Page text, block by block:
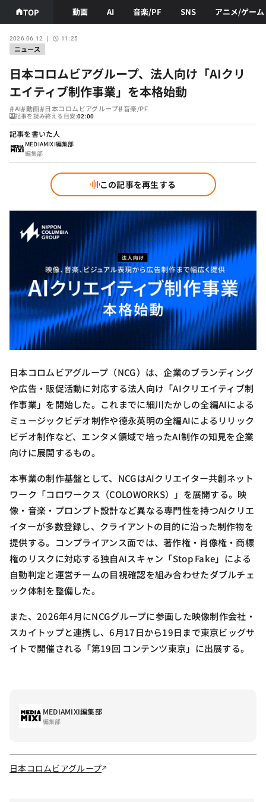
TOP 動画 AI 音楽/PF SNS アニメ/ゲーム
ニュース
2026.06.12 11:25
日本コロムビアグループ、法人向け「AIクリ
エイティブ制作事業」を本格始動
#AI#動画#日本コロムビアグループ#音楽/PF
記事を読み終える目安:02:00
記事を書いた人
MEDIAMIXI編集部
編集部
この記事を再生する
日本コロムビアグループ（NCG）は、企業のブランディング
や広告・販促活動に対応する法人向け「AIクリエイティブ制
作事業」を開始した。これまでに細川たかしの全編AIによる
ミュージックビデオ制作や德永英明の全編AIによるリリック
ビデオ制作など、エンタメ領域で培ったAI制作の知見を企業
向けに展開するもの。
本事業の制作基盤として、NCGはAIクリエイター共創ネット
ワーク「コロワークス（COLOWORKS）」を展開する。映
像・音楽・プロンプト設計など異なる専門性を持つAIクリエ
イターが多数登録し、クライアントの目的に沿った制作物を
提供する。コンプライアンス面では、著作権・肖像権・商標
権のリスクに対応する独自AIスキャン「Stop Fake」による
自動判定と運営チームの目視確認を組み合わせたダブルチェ
ック体制を整備した。
また、2026年4月にNCGグループに参画した映像制作会社・
スカイトップと連携し、6月17日から19日まで東京ビッグサ
イトで開催される「第19回 コンテンツ東京」に出展する。
MEDIAMIXI編集部
編集部
日本コロムビアグループ